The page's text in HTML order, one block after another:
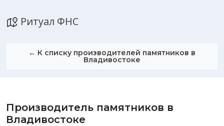
Ритуал ФНС
← К списку производителей памятников в
Владивостоке
Производитель памятников в
Владивостоке